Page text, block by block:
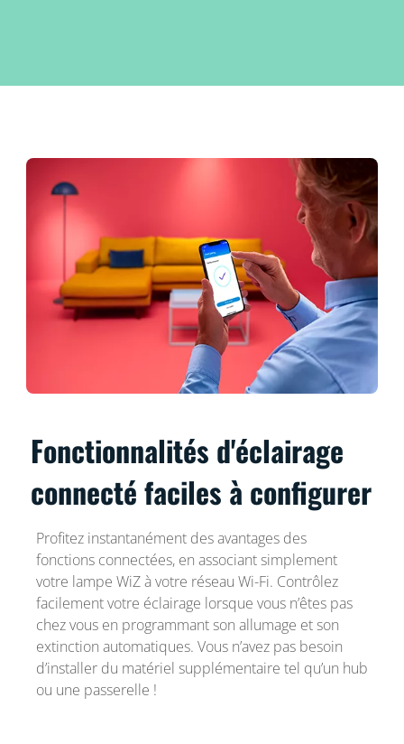
Fonctionnalités d'éclairage
connecté faciles à configurer
Profitez instantanément des avantages des
fonctions connectées, en associant simplement
votre lampe WiZ à votre réseau Wi-Fi. Contrôlez
facilement votre éclairage lorsque vous n’êtes pas
chez vous en programmant son allumage et son
extinction automatiques. Vous n’avez pas besoin
d’installer du matériel supplémentaire tel qu’un hub
ou une passerelle !